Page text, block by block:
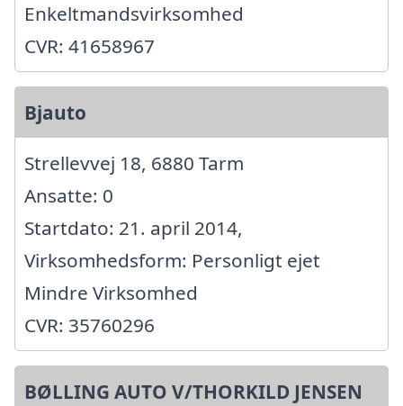
Enkeltmandsvirksomhed
CVR: 41658967
Bjauto
Strellevvej 18, 6880 Tarm
Ansatte: 0
Startdato: 21. april 2014,
Virksomhedsform: Personligt ejet
Mindre Virksomhed
CVR: 35760296
BØLLING AUTO V/THORKILD JENSEN